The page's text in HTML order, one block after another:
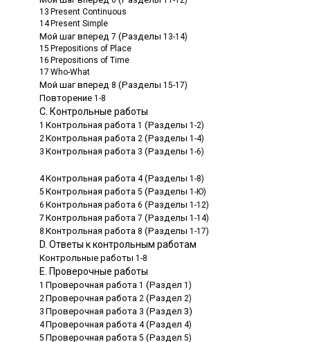
13 Present Continuous
14Present Simple
Мой шаг вперед 7 (Разделы 13-14)
15 Prepositions of Place
16 Prepositions of Time
17 Who-What
Мой шаг вперед 8 (Разделы 15-17)
Повторение 1-8
С. Контрольные работы
1 Контрольная работа 1 (Разделы 1-2)
2 Контрольная работа 2 (Разделы 1-4)
3 Контрольная работа 3 (Разделы 1-6)
4Контрольная работа 4(Разделы 1-8)
5 Контрольная работа 5 (Разделы 1-Ю)
6 Контрольная работа 6 (Разделы 1-12)
7 Контрольная работа 7 (Разделы 1-14)
8 Контрольная работа 8 (Разделы 1-17)
D. Ответы к контрольным работам
Контрольные работы 1-8
Е. Проверочные работы
1 Проверочная работа 1 (Раздел 1)
2 Проверочная работа 2 (Раздел 2)
3 Проверочная работа 3 (Раздел 3)
4Проверочная работа 4(Раздел 4)
5 Проверочная работа 5 (Раздел 5)